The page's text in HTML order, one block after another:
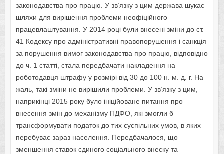
законодавства про працю. У зв’язку з цим держава шукає
шляхи для вирішення проблеми неофіційного
працевлаштування. У 2014 році були внесені зміни до ст.
41 Кодексу про адміністративні правопорушення і санкція
за порушення вимог законодавства про працю, відповідно
до ч. 1 статті, стала передбачати накладення на
роботодавця штрафу у розмірі від 30 до 100 н. м. д. г. На
жаль, такі зміни не вирішили проблеми. У зв’язку з цим,
наприкінці 2015 року було ініційоване питання про
внесення змін до механізму ПДФО, які змогли б
трансформувати податок до тих суспільних умов, в яких
перебуває зараз населення. Передбачалося, що
зменшення ставок єдиного соціального внеску та